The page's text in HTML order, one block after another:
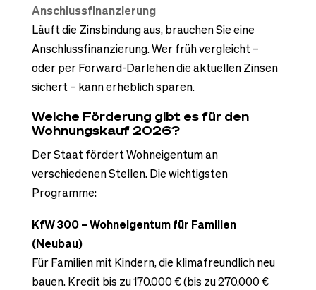
Anschlussfinanzierung
Läuft die Zinsbindung aus, brauchen Sie eine
Anschlussfinanzierung. Wer früh vergleicht –
oder per Forward-Darlehen die aktuellen Zinsen
sichert – kann erheblich sparen.
Welche Förderung gibt es für den
Wohnungskauf 2026?
Der Staat fördert Wohneigentum an
verschiedenen Stellen. Die wichtigsten
Programme:
KfW 300 – Wohneigentum für Familien
(Neubau)
Für Familien mit Kindern, die klimafreundlich neu
bauen. Kredit bis zu 170.000 € (bis zu 270.000 €